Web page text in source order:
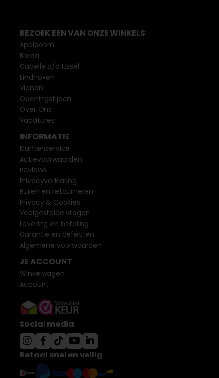
BEZOEK EEN VAN ONZE WINKELS
Apeldoorn
Breda
Capelle a/d IJssel
Eindhoven
Vianen
Openingstijden
Over Ons
Vacatures
INFORMATIE
Klantenservice
Actievoorwaarden
Reviews
Privacyverklaring
Ruilen en retourneren
Privacy & Cookies
Veelgestelde vragen
Levering en betaling
Garantie en defecten
Algemene voorwaarden
JE ACCOUNT
Winkelwagen
Account
Social media
Betaal snel en veilig